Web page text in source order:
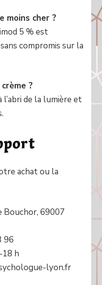
moins cher ?
5 % est
compromis sur la
?
l’abri de la lumière et
achat ou la
Bouchor, 69007
96
h
lyon.fr